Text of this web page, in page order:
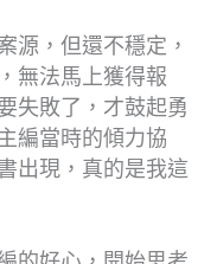
源，但還不穩定，
無法馬上獲得報
失敗了，才鼓起勇
編當時的傾力協
出現，真的是我這